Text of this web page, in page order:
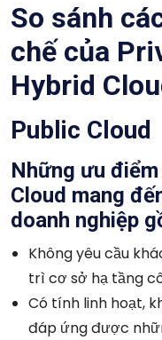
So sánh
chế của
Hybrid
Public Cloud
Những ưu
Cloud mang
doanh nghiệp
Không yêu cầu
trì cơ sở hạ tầng
Có tính linh hoạt,
đáp ứng được